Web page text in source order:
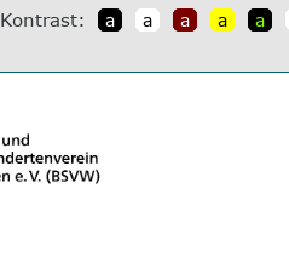
Kontrast: a a a a a